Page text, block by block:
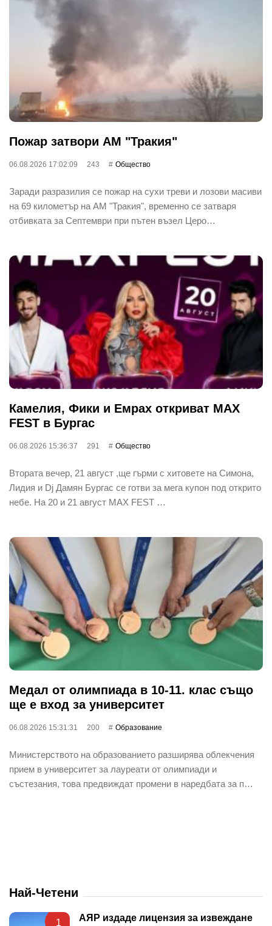
Пожар затвори АМ "Тракия"
06.08.2026 17:02:09 243 Общество
Заради разразилия се пожар на сухи треви и лозови масиви
на 69 километър на АМ "Тракия", временно се затваря
отбивката за Септември при пътен възел Церо…
Камелия, Фики и Емрах откриват MAX
FEST в Бургас
06.08.2026 15:36:37 291 Общество
Втората вечер, 21 август ,ще гърми с хитовете на Симона,
Лидия и Dj Дамян Бургас се готви за мега купон под открито
небе. На 20 и 21 август MAX FEST …
Медал от олимпиада в 10-11. клас също
ще е вход за университет
06.08.2026 15:31:31 200 Oбразование
Министерството на образованието разширява облекчения
прием в университет за лауреати от олимпиади и
състезания, това предвиждат промени в наредбата за п…
Най-Четени
1
АЯР издаде лицензия за извеждане